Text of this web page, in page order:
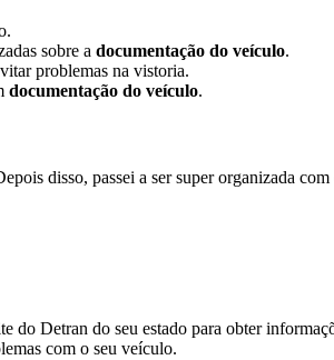
sobre a documentação do veículo.
problemas na vistoria.
documentação do veículo.
disso, passei a ser super organizada
do Detran do seu estado para obter
com o seu veículo.